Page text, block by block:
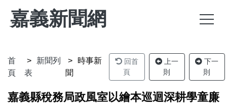
嘉義新聞網
首
頁
新聞列
表
時事新
聞
回首
頁
上一
則
下一
則
嘉義縣稅務局政風室以繪本巡迴深耕學童廉